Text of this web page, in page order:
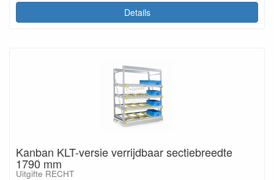
Details
Kanban KLT-versie verrijdbaar sectiebreedte
1790 mm
Uitgifte RECHT